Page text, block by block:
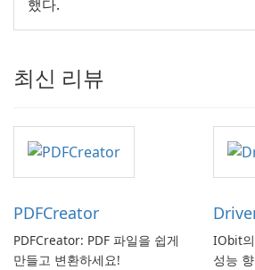
했다.
최신 리뷰
PDFCreator
PDFCreator: PDF 파일을 쉽게
만들고 변환하세요!
IObit
성능